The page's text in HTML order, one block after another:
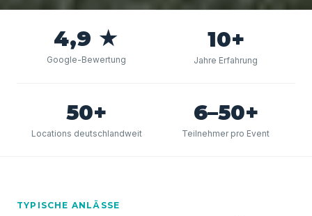
4,9 ★
Google-Bewertung
10+
Jahre Erfahrung
50+
Locations deutschlandweit
6–50+
Teilnehmer pro Event
TYPISCHE ANLÄSSE